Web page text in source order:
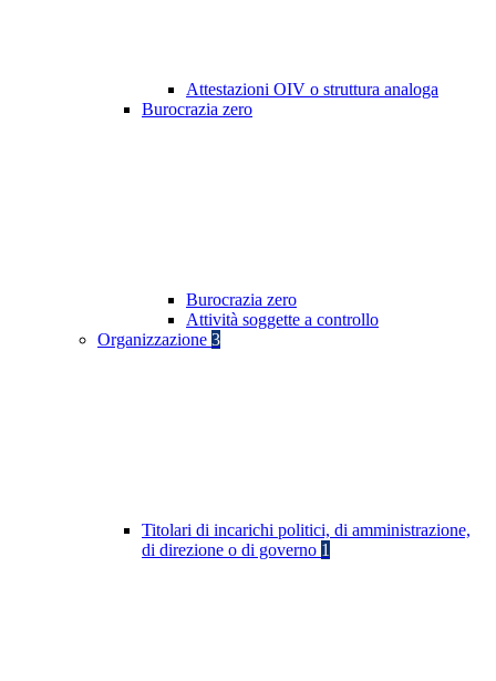
Attestazioni OIV o struttura analoga
Burocrazia zero
Burocrazia zero
Attività soggette a controllo
Organizzazione 3
Titolari di incarichi politici, di amministrazione,
di direzione o di governo 1